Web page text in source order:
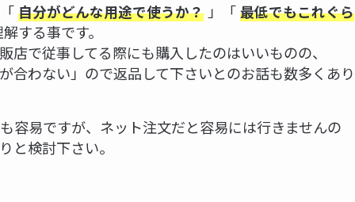
自分がどんな用途で使うか？ 」「 最低でもこれぐら
する事です。
店で従事してる際にも購入したのはいいものの、
合わない」ので返品して下さいとのお話も数多くあり
容易ですが、ネット注文だと容易には行きませんの
と検討下さい。